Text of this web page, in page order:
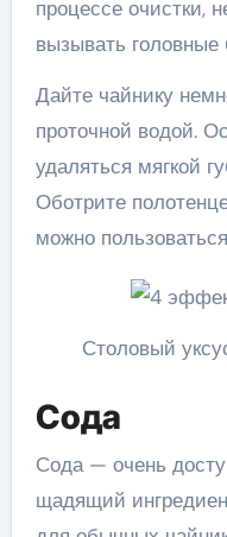
процессе очистки,
вызывать головные
Дайте чайнику
проточной водой.
удаляться мягкой
Оботрите
можно
Столовый
Сода
Сода — очень
щадящий